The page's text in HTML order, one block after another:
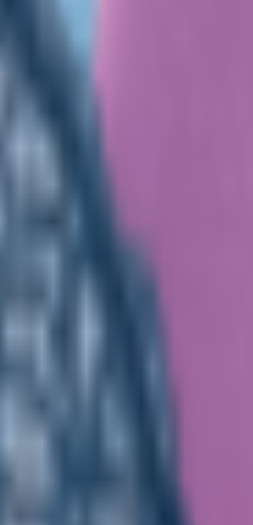
которые уместно смотрятся с
гламура и сделают ножки
ценительницы
достаточно женских колготок в 5-
считаются модели плотностью 40-
поможет калейдоскоп щедрых
регулярно проводятся
приятных эмоций.
заказать понравившиеся
и выбирайте все, что